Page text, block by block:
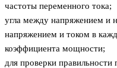
частоты переменного тока;
угла между напряжением и
напряжением и током в
коэффициента мощности;
для проверки